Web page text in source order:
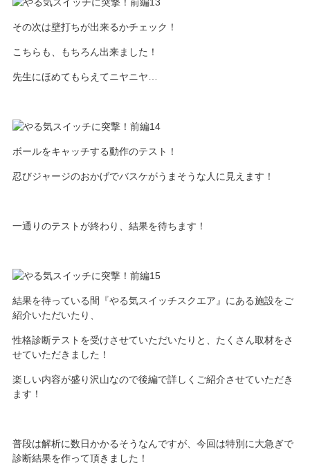
その次は壁打ちが出来るかチェック！
こちらも、もちろん出来ました！
先生にほめてもらえてニヤニヤ…
ボールをキャッチする動作のテスト！
忍びジャージのおかげでバスケがうまそうな人に見えます！
一通りのテストが終わり、結果を待ちます！
結果を待っている間『やる気スイッチスクエア』にある施設をご
紹介いただいたり、
性格診断テストを受けさせていただいたりと、たくさん取材をさ
せていただきました！
楽しい内容が盛り沢山なので後編で詳しくご紹介させていただき
ます！
普段は解析に数日かかるそうなんですが、今回は特別に大急ぎで
診断結果を作って頂きました！